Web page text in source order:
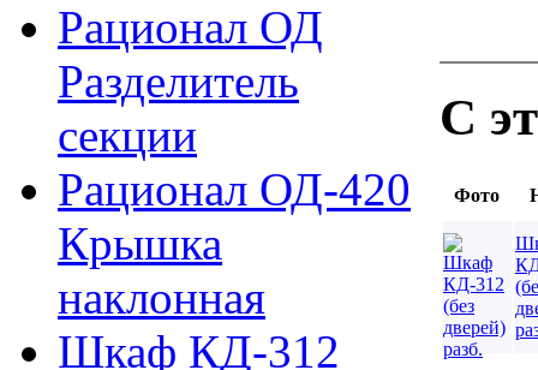
Рационал ОД
Разделитель
секции
Рационал ОД-420
Крышка
наклонная
Шкаф КД-312
С
Фото